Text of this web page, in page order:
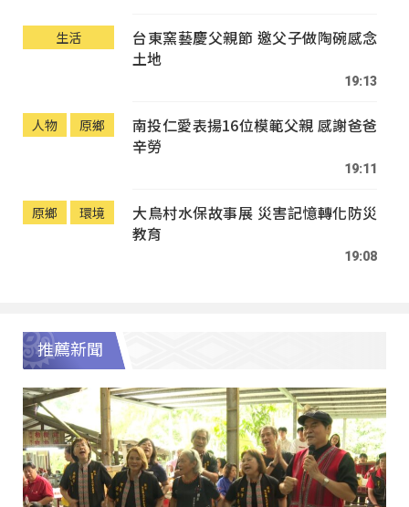
生活
台東窯藝慶父親節 邀父子做陶碗感念
土地
19:13
人物 原鄉
南投仁愛表揚16位模範父親 感謝爸爸
辛勞
19:11
原鄉 環境
大鳥村水保故事展 災害記憶轉化防災
教育
19:08
推薦新聞